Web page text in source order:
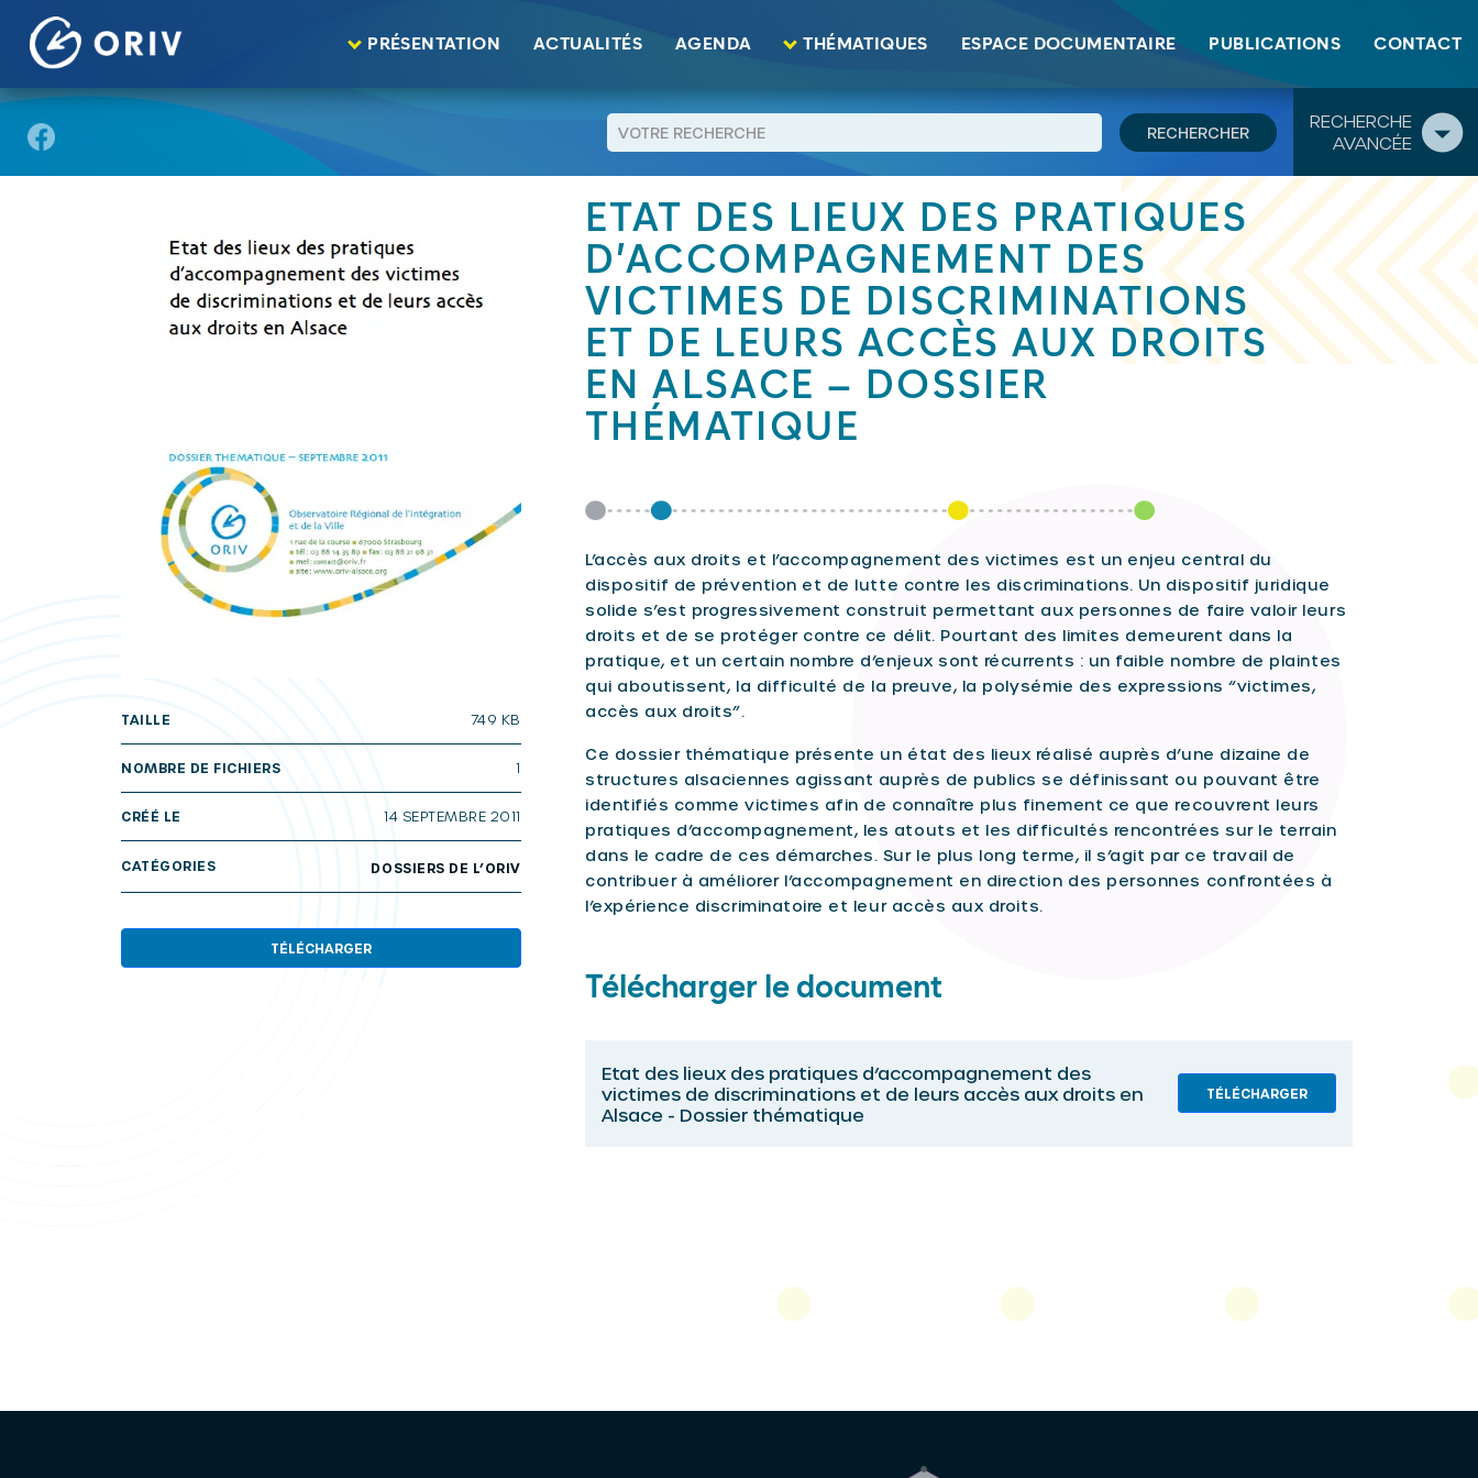
Aller au contenu PRÉSENTATION ACTUALITÉS AGENDA THÉMATIQUES ESPACE DOCUMENTAIRE PUBLICATIONS CONTACT
RECHERCHE
AVANCÉE
publications Etat des lieux des pratiques d’accompagnement des victimes de discriminations et de leurs accès aux droits Alsace - Dossier thématique
TAILLE 749 KB
NOMBRE DE FICHIERS 1
CRÉÉ LE 14 SEPTEMBRE 2011
CATÉGORIES DOSSIERS DE L’ORIV
TÉLÉCHARGER
RETOUR
ETAT DES LIEUX DES PRATIQUES
D’ACCOMPAGNEMENT DES
VICTIMES DE DISCRIMINATIONS
ET DE LEURS ACCÈS AUX DROITS
EN ALSACE – DOSSIER
THÉMATIQUE
L’accès aux droits et l’accompagnement des victimes est un enjeu central du
dispositif de prévention et de lutte contre les discriminations. Un dispositif juridique
solide s’est progressivement construit permettant aux personnes de faire valoir leurs
droits et de se protéger contre ce délit. Pourtant des limites demeurent dans la
pratique, et un certain nombre d’enjeux sont récurrents : un faible nombre de plaintes
qui aboutissent, la difficulté de la preuve, la polysémie des expressions “victimes,
accès aux droits”.
Ce dossier thématique présente un état des lieux réalisé auprès d’une dizaine de
structures alsaciennes agissant auprès de publics se définissant ou pouvant être
identifiés comme victimes afin de connaître plus finement ce que recouvrent leurs
pratiques d’accompagnement, les atouts et les difficultés rencontrées sur le terrain
dans le cadre de ces démarches. Sur le plus long terme, il s’agit par ce travail de
contribuer à améliorer l’accompagnement en direction des personnes confrontées à
l’expérience discriminatoire et leur accès aux droits.
Télécharger le document
Etat des lieux des pratiques d’accompagnement des
victimes de discriminations et de leurs accès aux droits en
Alsace - Dossier thématique
TÉLÉCHARGER
Panneau de gestion des cookies